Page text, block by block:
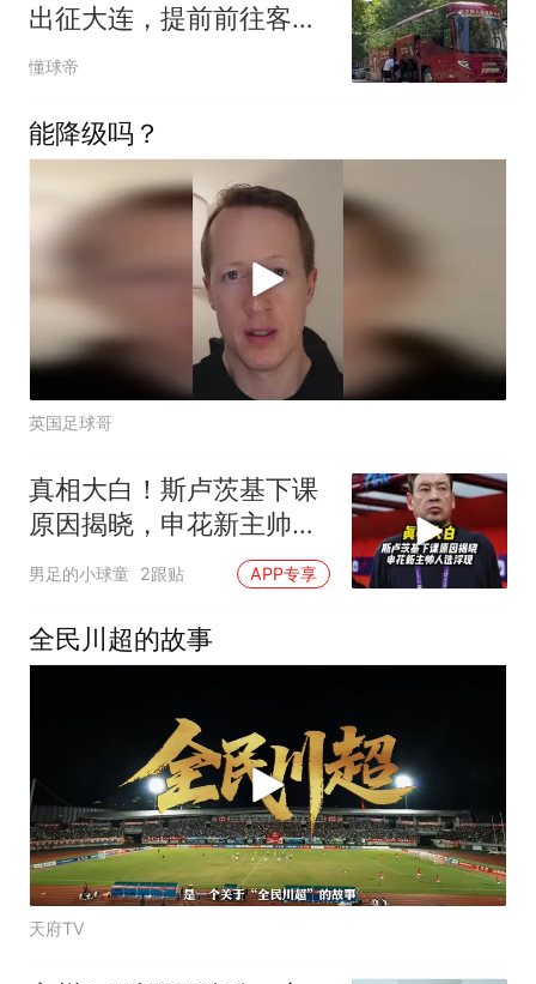
出征大连，提前前往客场
备战辽宁德比
懂球帝
能降级吗？
英国足球哥
真相大白！斯卢茨基下课
原因揭晓，申花新主帅人
选浮现
男足的小球童 2跟贴 APP专享
全民川超的故事
天府TV